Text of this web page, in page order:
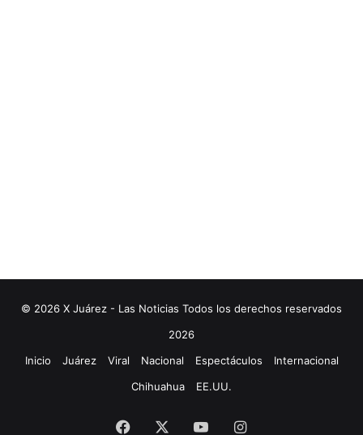
© 2026 X Juárez - Las Noticias Todos los derechos reservados
2026
Inicio
Juárez Viral Nacional Espectáculos
Internacional
Chihuahua
EE.UU.
Facebook YouTubeInstagram